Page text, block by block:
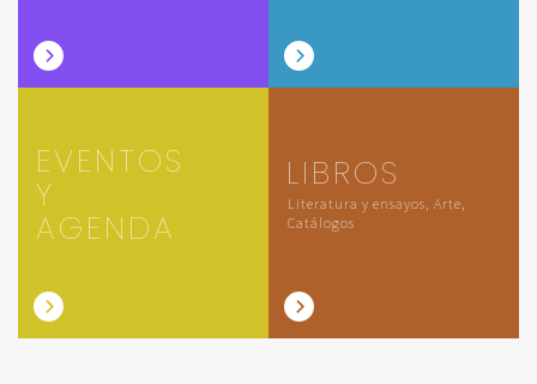
EVENTOS
Y
AGENDA
LIBROS
Literatura y ensayos, Arte,
Catálogos